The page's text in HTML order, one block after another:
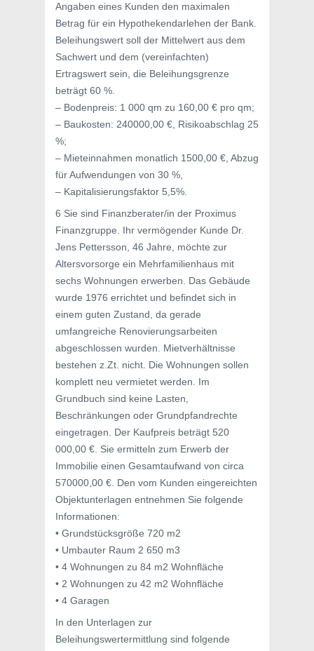
Angaben eines Kunden den maximalen
Betrag für ein Hypothekendarlehen der Bank.
Beleihungswert soll der Mittelwert aus dem
Sachwert und dem (vereinfachten)
Ertragswert sein, die Beleihungsgrenze
beträgt 60 %.
– Bodenpreis: 1 000 qm zu 160,00 € pro qm;
– Baukosten: 240000,00 €, Risikoabschlag 25
%;
– Mieteinnahmen monatlich 1500,00 €, Abzug
für Aufwendungen von 30 %,
– Kapitalisierungsfaktor 5,5%.
6 Sie sind Finanzberater/in der Proximus
Finanzgruppe. Ihr vermögender Kunde Dr.
Jens Pettersson, 46 Jahre, möchte zur
Altersvorsorge ein Mehrfamilienhaus mit
sechs Wohnungen erwerben. Das Gebäude
wurde 1976 errichtet und befindet sich in
einem guten Zustand, da gerade
umfangreiche Renovierungsarbeiten
abgeschlossen wurden. Mietverhältnisse
bestehen z.Zt. nicht. Die Wohnungen sollen
komplett neu vermietet werden. Im
Grundbuch sind keine Lasten,
Beschränkungen oder Grundpfandrechte
eingetragen. Der Kaufpreis beträgt 520
000,00 €. Sie ermitteln zum Erwerb der
Immobilie einen Gesamtaufwand von circa
570000,00 €. Den vom Kunden eingereichten
Objektunterlagen entnehmen Sie folgende
Informationen:
• Grundstücksgröße 720 m2
• Umbauter Raum 2 650 m3
• 4 Wohnungen zu 84 m2 Wohnfläche
• 2 Wohnungen zu 42 m2 Wohnfläche
• 4 Garagen
In den Unterlagen zur
Beleihungswertermittlung sind folgende